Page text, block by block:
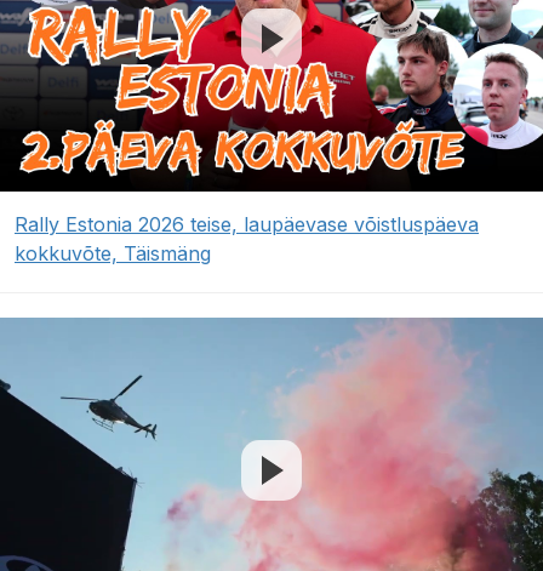
Rally Estonia 2026 teise, laupäevase võistluspäeva
kokkuvõte, Täismäng